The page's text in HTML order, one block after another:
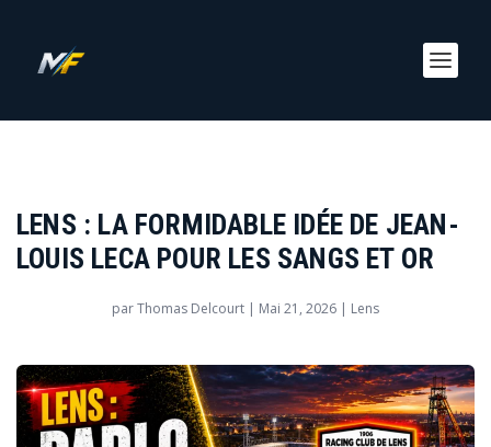
LENS : LA FORMIDABLE IDÉE DE JEAN-
LOUIS LECA POUR LES SANGS ET OR
parThomas Delcourt | Mai 21, 2026 | Lens